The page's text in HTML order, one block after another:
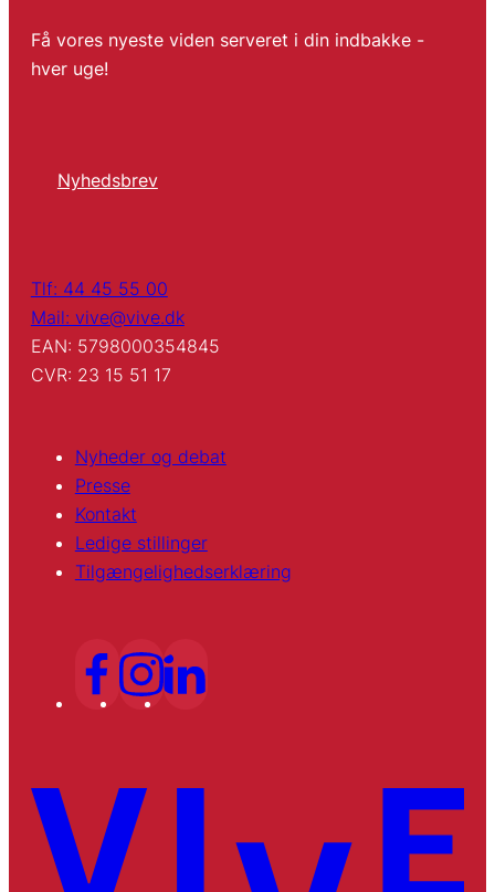
Få vores nyeste viden serveret i din indbakke -
hver uge!
Nyhedsbrev
Tlf: 44 45 55 00
Mail: vive@vive.dk
EAN: 5798000354845
CVR: 23 15 51 17
Nyheder og debat
Presse
Kontakt
Ledige stillinger
Tilgængelighedserklæring